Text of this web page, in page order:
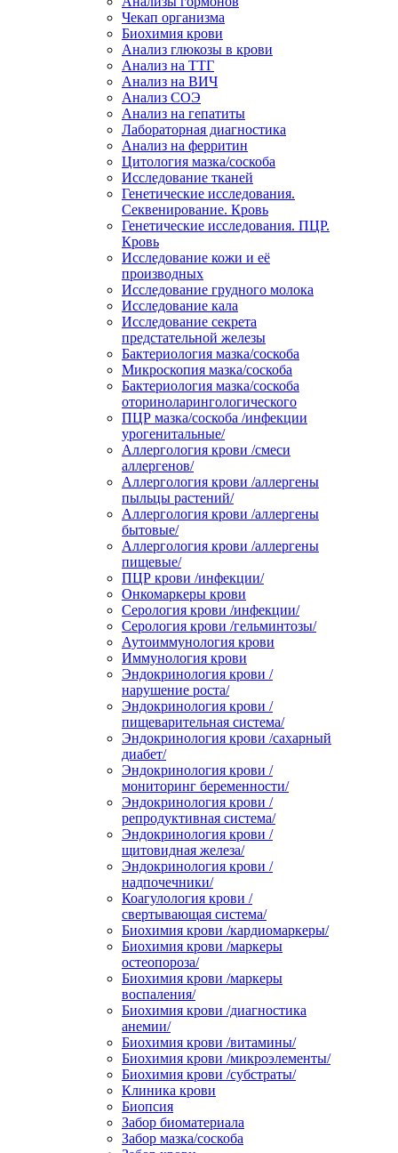
Чекап организма
Биохимия крови
Анализ глюкозы в крови
Анализ на ТТГ
Анализ на ВИЧ
Анализ СОЭ
Анализ на гепатиты
Лабораторная диагностика
Анализ на ферритин
Цитология мазка/соскоба
Исследование тканей
Генетические исследования.
Секвенирование. Кровь
Генетические исследования. ПЦР.
Кровь
Исследование кожи и её
производных
Исследование грудного молока
Исследование кала
Исследование секрета
предстательной железы
Бактериология мазка/соскоба
Микроскопия мазка/соскоба
Бактериология мазка/соскоба
оториноларингологического
ПЦР мазка/соскоба /инфекции
урогенитальные/
Аллергология крови /смеси
аллергенов/
Аллергология крови /аллергены
пыльцы растений/
Аллергология крови /аллергены
бытовые/
Аллергология крови /аллергены
пищевые/
ПЦР крови /инфекции/
Онкомаркеры крови
Серология крови /инфекции/
Серология крови /гельминтозы/
Аутоиммунология крови
Иммунология крови
Эндокринология крови /
нарушение роста/
Эндокринология крови /
пищеварительная система/
Эндокринология крови /сахарный
диабет/
Эндокринология крови /
мониторинг беременности/
Эндокринология крови /
репродуктивная система/
Эндокринология крови /
щитовидная железа/
Эндокринология крови /
надпочечники/
Коагулология крови /
свертывающая система/
Биохимия крови /кардиомаркеры/
Биохимия крови /маркеры
остеопороза/
Биохимия крови /маркеры
воспаления/
Биохимия крови /диагностика
анемии/
Биохимия крови /витамины/
Биохимия крови /микроэлементы/
Биохимия крови /субстраты/
Клиника крови
Биопсия
Забор биоматериала
Забор мазка/соскоба